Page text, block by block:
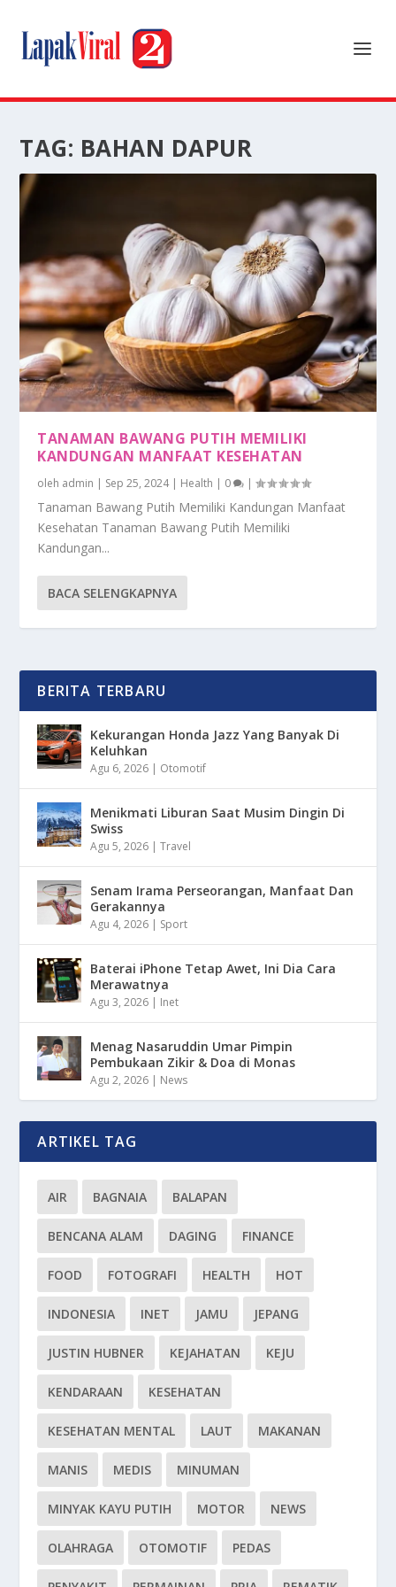
TAG: BAHAN DAPUR
TANAMAN BAWANG PUTIH MEMILIKI
KANDUNGAN MANFAAT KESEHATAN
oleh admin | Sep 25, 2024| Health | 0 |
Tanaman Bawang Putih Memiliki Kandungan Manfaat
Kesehatan Tanaman Bawang Putih Memiliki
Kandungan...
BACA SELENGKAPNYA
BERITA TERBARU
Kekurangan Honda Jazz Yang Banyak Di
Keluhkan
Agu 6, 2026 | Otomotif
Menikmati Liburan Saat Musim Dingin Di
Swiss
Agu 5, 2026 |Travel
Senam Irama Perseorangan, Manfaat Dan
Gerakannya
Agu 4, 2026 | Sport
Baterai iPhone Tetap Awet, Ini Dia Cara
Merawatnya
Agu 3, 2026 | Inet
Menag Nasaruddin Umar Pimpin
Pembukaan Zikir & Doa di Monas
Agu 2, 2026 | News
ARTIKEL TAG
AIR BAGNAIA BALAPAN
BENCANA ALAM DAGING FINANCE
FOOD FOTOGRAFI HEALTH HOT
INDONESIA INET JAMU JEPANG
JUSTIN HUBNER KEJAHATAN KEJU
KENDARAAN KESEHATAN
KESEHATAN MENTAL LAUT MAKANAN
MANIS MEDIS MINUMAN
MINYAK KAYU PUTIH MOTOR NEWS
OLAHRAGA OTOMOTIF PEDAS